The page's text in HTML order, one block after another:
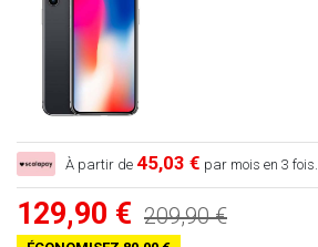
À partir de 45,03 € par mois en 3 fois.
129,90 € 209,90 €